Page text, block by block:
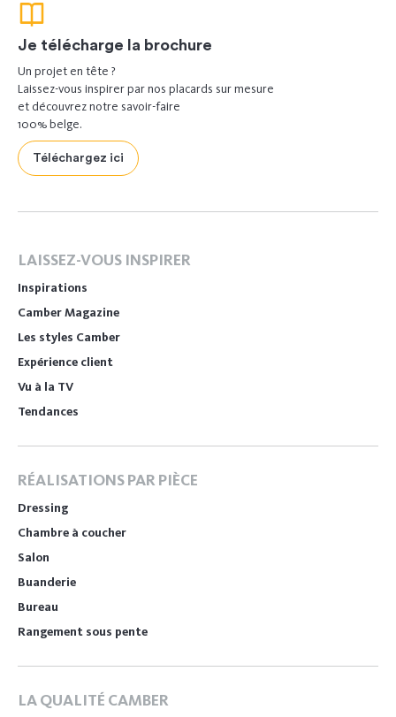
Je télécharge la brochure
Un projet en tête ?
Laissez-vous inspirer par nos placards sur mesure
et découvrez notre savoir-faire
100% belge.
Téléchargez ici
LAISSEZ-VOUS INSPIRER
Inspirations
Camber Magazine
Les styles Camber
Expérience client
Vu à la TV
Tendances
RÉALISATIONS PAR PIÈCE
Dressing
Chambre à coucher
Salon
Buanderie
Bureau
Rangement sous pente
LA QUALITÉ CAMBER